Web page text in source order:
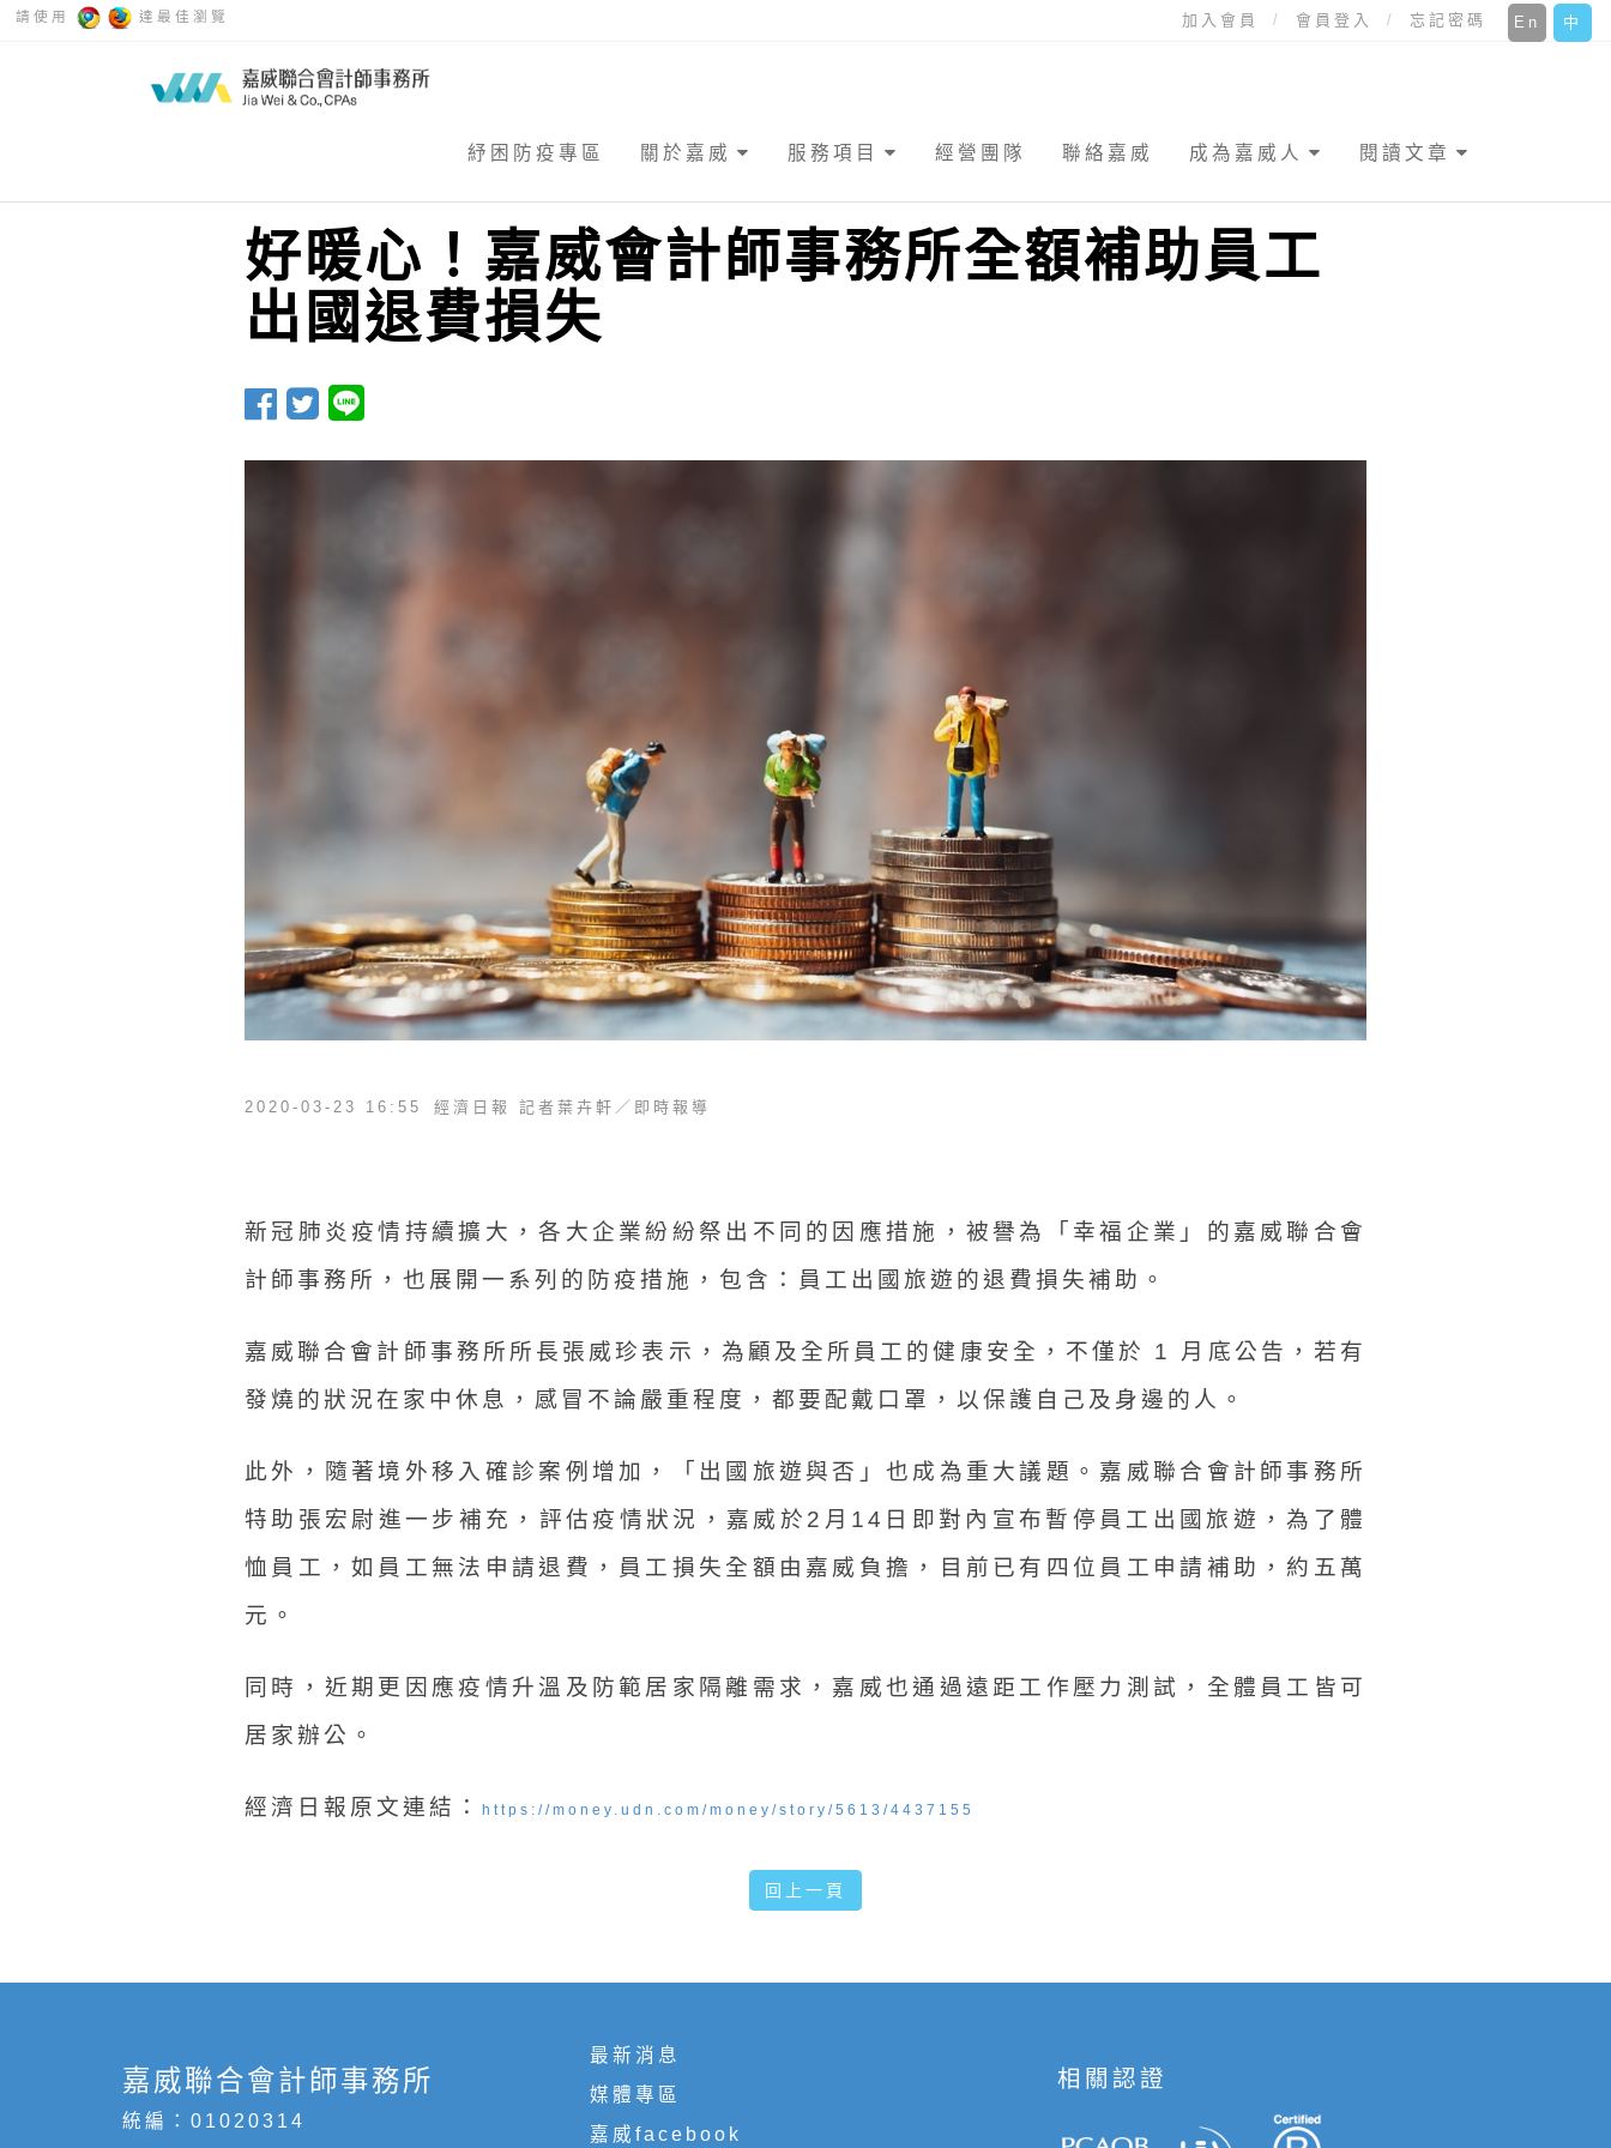
請使用 達最佳瀏覽 中
En
加入會員 會員登入 忘記密碼
紓困防疫專區 關於嘉威 服務項目 經營團隊 聯絡嘉威 成為嘉威人 閱讀文章
好暖心！嘉威會計師事務所全額補助員工
出國退費損失
2020-03-23 16:55 經濟日報 記者葉卉軒／即時報導
新冠肺炎疫情持續擴大，各大企業紛紛祭出不同的因應措施，被譽為「幸福企業」的嘉威聯合會
計師事務所，也展開一系列的防疫措施，包含：員工出國旅遊的退費損失補助。
嘉威聯合會計師事務所所長張威珍表示，為顧及全所員工的健康安全，不僅於 1 月底公告，若有
發燒的狀況在家中休息，感冒不論嚴重程度，都要配戴口罩，以保護自己及身邊的人。
此外，隨著境外移入確診案例增加，「出國旅遊與否」也成為重大議題。嘉威聯合會計師事務所
特助張宏尉進一步補充，評估疫情狀況，嘉威於2月14日即對內宣布暫停員工出國旅遊，為了體
恤員工，如員工無法申請退費，員工損失全額由嘉威負擔，目前已有四位員工申請補助，約五萬
元。
同時，近期更因應疫情升溫及防範居家隔離需求，嘉威也通過遠距工作壓力測試，全體員工皆可
居家辦公。
經濟日報原文連結： https://money.udn.com/money/story/5613/4437155
回上一頁
嘉威聯合會計師事務所
統編：01020314
最新消息
媒體專區
嘉威facebook
相關認證